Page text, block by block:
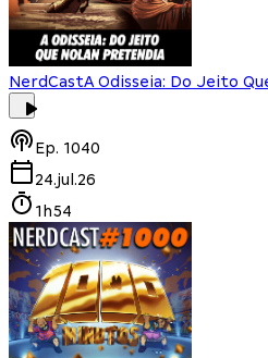
NerdCastA Odisseia: Do Jeito
Ep. 1040
24.jul.26
1h54